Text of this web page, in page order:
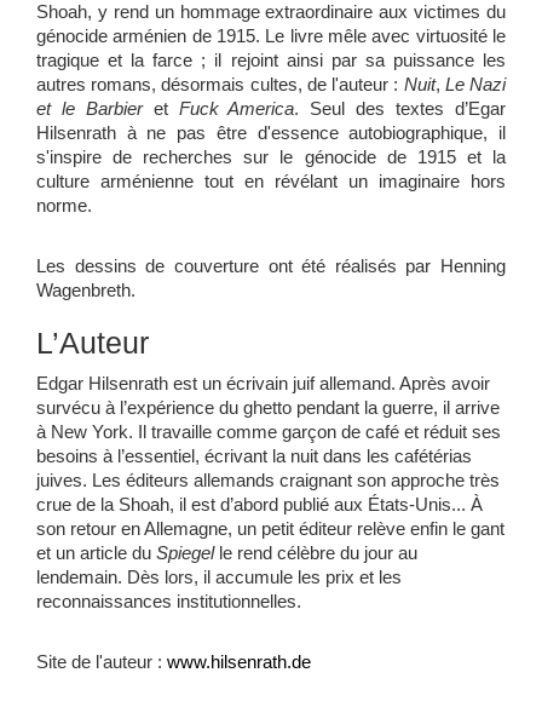
Shoah, y rend un hommage extraordinaire aux victimes du
génocide arménien de 1915. Le livre mêle avec virtuosité le
tragique et la farce ; il rejoint ainsi par sa puissance les
autres romans, désormais cultes, de l'auteur : Nuit, Le Nazi
et le Barbier et Fuck America. Seul des textes d’Egar
Hilsenrath à ne pas être d'essence autobiographique, il
s'inspire de recherches sur le génocide de 1915 et la
culture arménienne tout en révélant un imaginaire hors
norme.
Les dessins de couverture ont été réalisés par Henning
Wagenbreth.
L’Auteur
Edgar Hilsenrath est un écrivain juif allemand. Après avoir
survécu à l’expérience du ghetto pendant la guerre, il arrive
à New York. Il travaille comme garçon de café et réduit ses
besoins à l’essentiel, écrivant la nuit dans les cafétérias
juives. Les éditeurs allemands craignant son approche très
crue de la Shoah, il est d’abord publié aux États-Unis... À
son retour en Allemagne, un petit éditeur relève enfin le gant
et un article du Spiegelle rend célèbre du jour au
lendemain. Dès lors, il accumule les prix et les
reconnaissances institutionnelles.
Site de l'auteur : www.hilsenrath.de